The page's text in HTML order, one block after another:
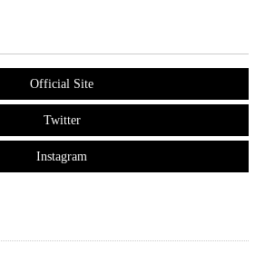
Official Site
Twitter
Instagram